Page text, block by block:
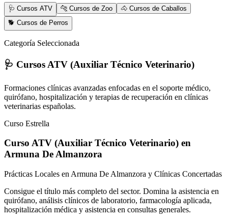
🩺 Cursos ATV 🐆 Cursos de Zoo
🐴 Cursos de Caballos
🐕 Cursos de Perros
Categoría Seleccionada
🩺 Cursos ATV (Auxiliar Técnico Veterinario)
Formaciones clínicas avanzadas enfocadas en el soporte médico,
quirófano, hospitalización y terapias de recuperación en clínicas
veterinarias españolas.
Curso Estrella
Curso ATV (Auxiliar Técnico Veterinario) en
Armuna De Almanzora
Prácticas Locales en Armuna De Almanzora y Clínicas Concertadas
Consigue el título más completo del sector. Domina la asistencia en
quirófano, análisis clínicos de laboratorio, farmacología aplicada,
hospitalización médica y asistencia en consultas generales.